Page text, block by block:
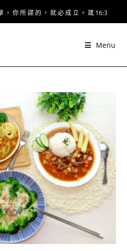
， 你 所 謀 的 ， 就 必 成 立 。 箴 16:3
Menu